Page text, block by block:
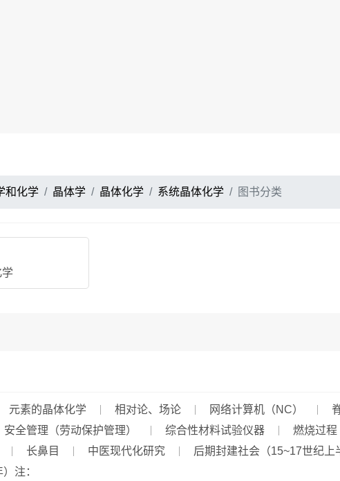
和化学 晶体学 晶体化学 系统晶体化学 图书分类
元素的晶体化学 相对论、场论 网络计算机（NC）
安全管理（劳动保护管理） 综合性材料试验仪器 燃烧过程
长鼻目 中医现代化研究 后期封建社会（15~17世纪上
注：